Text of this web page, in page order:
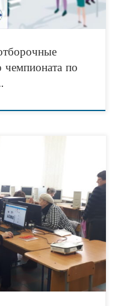
чемпионата по
по обучению компьютерной
2018 году в
17 пенсионера.